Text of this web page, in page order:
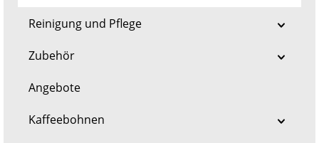
Reinigung und Pflege
Zubehör
Angebote
Kaffeebohnen